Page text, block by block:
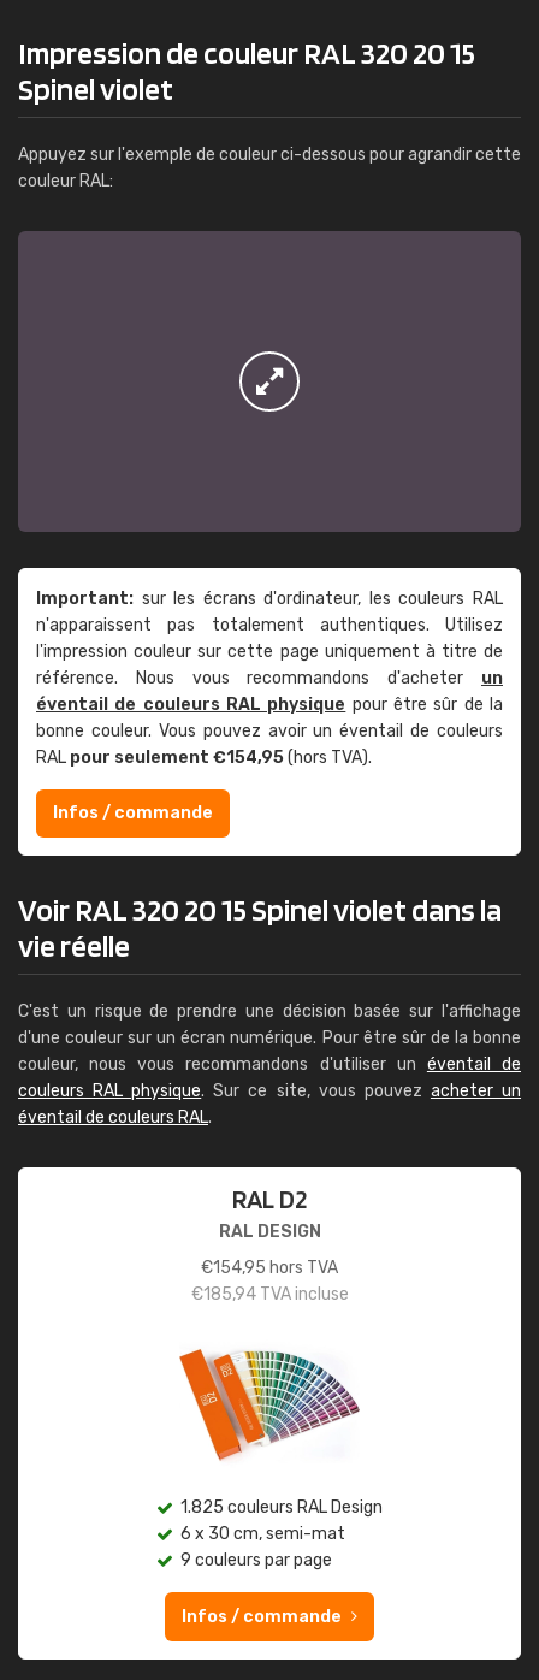
Impression de couleur RAL 320 20 15
Spinel violet
Appuyez sur l'exemple de couleur ci-dessous pour agrandir cette
couleur RAL:
Important: sur les écrans d'ordinateur, les couleurs RAL
n'apparaissent pas totalement authentiques. Utilisez
l'impression couleur sur cette page uniquement à titre de
référence. Nous vous recommandons d'acheter un
éventail de couleurs RAL physique pour être sûr de la
bonne couleur. Vous pouvez avoir un éventail de couleurs
RAL pour seulement €154,95(hors TVA).
Infos / commande
Voir RAL 320 20 15 Spinel violet dans la
vie réelle
C'est un risque de prendre une décision basée sur l'affichage
d'une couleur sur un écran numérique. Pour être sûr de la bonne
couleur, nous vous recommandons d'utiliser un éventail de
couleurs RAL physique. Sur ce site, vous pouvez acheter un
éventail de couleurs RAL.
RAL D2
RAL DESIGN
€154,95 hors TVA
€185,94TVA incluse
1.825 couleurs RAL Design
6 x 30 cm, semi-mat
9 couleurs par page
Infos / commande